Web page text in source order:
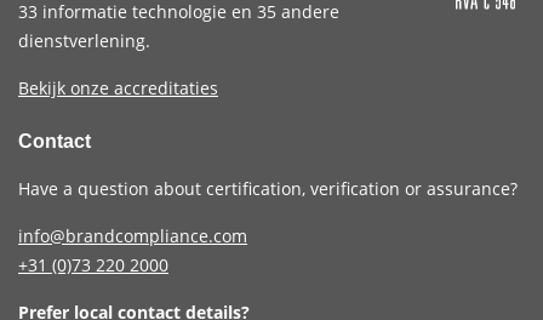
33 informatie technologie en 35 andere
dienstverlening.
Bekijk onze accreditaties
Contact
Have a question about certification, verification or assurance?
info@brandcompliance.com
+31 (0)73 220 2000
Prefer local contact details?